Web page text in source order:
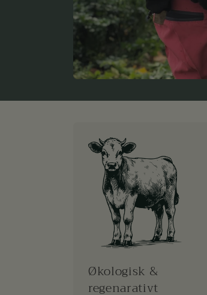
Økologisk &
regenarativt